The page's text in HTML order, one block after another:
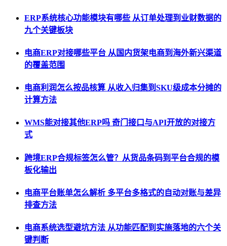
ERP系统核心功能模块有哪些 从订单处理到业财数据的
九个关键板块
电商ERP对接哪些平台 从国内货架电商到海外新兴渠道
的覆盖范围
电商利润怎么按品核算 从收入归集到SKU级成本分摊的
计算方法
WMS能对接其他ERP吗 奇门接口与API开放的对接方
式
跨境ERP合规标签怎么管？从货品条码到平台合规的模
板化输出
电商平台账单怎么解析 多平台多格式的自动对账与差异
排查方法
电商系统选型避坑方法 从功能匹配到实施落地的六个关
键判断